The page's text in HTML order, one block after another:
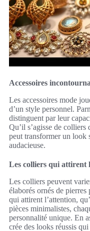
Accessoires
Les accessoires mode
d’un style personnel.
distinguent par leur
Qu’il s’agisse de
peut transformer un look
audacieuse.
Les colliers qui attirent
Les colliers peuvent
élaborés ornés de
qui attirent l’attention,
pièces minimalistes,
personnalité unique. En
crée des looks réussis